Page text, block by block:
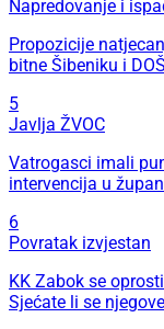
Napredovanje i
Propozicije
bitne Šibeniku i
5
Javlja ŽVOC
Vatrogasci imali
intervencija u
6
Povratak izvjestan
KK Zabok se
Sjećate li se